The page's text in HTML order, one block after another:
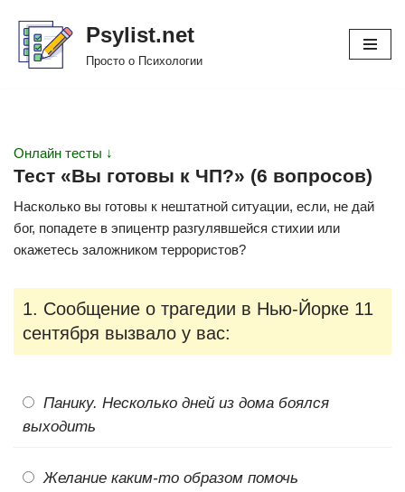
Перейти
Psylist.net
Просто о Психологии
Онлайн тесты ↓
Тест «Вы готовы к ЧП?» (6 вопросов)
Насколько вы готовы к нештатной ситуации, если, не дай
бог, попадете в эпицентр разгулявшейся стихии или
окажетесь заложником террористов?
1. Сообщение о трагедии в Нью-Йорке 11
сентября вызвало у вас:
Панику. Несколько дней из дома боялся
выходить
Желание каким-то образом помочь